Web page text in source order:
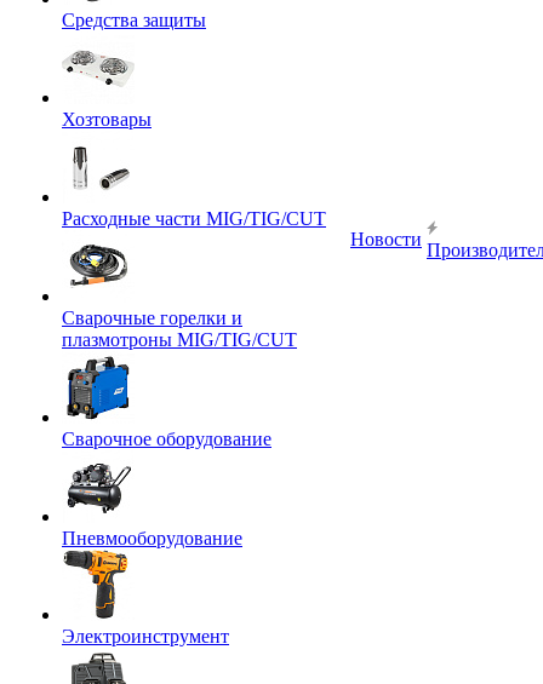
Средства защиты
Хозтовары
Расходные части MIG/TIG/CUT
Сварочные горелки и
плазмотроны MIG/TIG/CUT
Сварочное оборудование
Пневмооборудование
Электроинструмент
Новости